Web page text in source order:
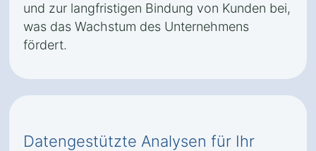
und zur langfristigen Bindung von Kunden bei,
was das Wachstum des Unternehmens
fördert.
Datengestützte Analysen für Ihr